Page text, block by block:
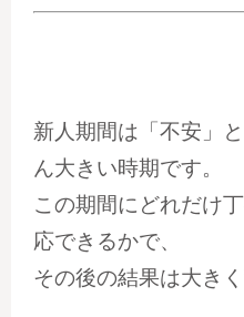
新人期間は「不安」
ん大きい時期です。
この期間にどれだけ
応できるかで、
その後の結果は大きく